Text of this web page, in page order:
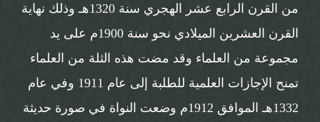
من القرن الرابع عشر الهجري سنة 1320هـ وذلك نهاية
القرن العشرين الميلادي نحو سنة 1900م على يد
مجموعة من العلماء وقد مضت هذه الثلة من العلماء
تمنح الإجازات العلمية للطلبة إلى عام 1911 وفي عام
1332هـ الموافق 1912م وضعت النواة في صورة حديثة